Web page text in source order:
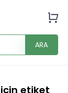
ARA
için etiket